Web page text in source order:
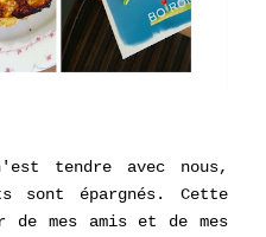
tendre avec nous,
sont épargnés. Cette
mes amis et de mes